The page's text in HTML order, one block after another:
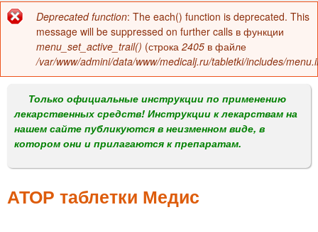
а
в
о
м
е
н
Сообщение
об
ошибке
Deprecated function: The each() function is deprecated. This
message will be suppressed on further calls в функции
menu_set_active_trail() (строка 2405 в файле
/var/www/admini/data/www/medicalj.ru/tabletki/includes/
Только официальные инструкции по применению
лекарственных средств! Инструкции к лекарствам на
нашем сайте публикуются в неизменном виде, в
котором они и прилагаются к препаратам.
АТОР таблетки Медис